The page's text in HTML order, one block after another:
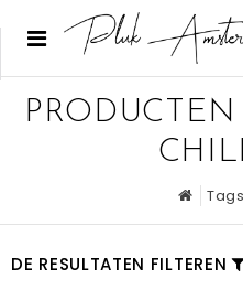
Tags
DE RESULTATEN FILTEREN